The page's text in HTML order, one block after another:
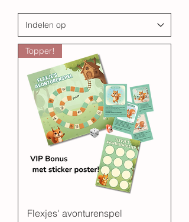
Topper!
Flexjes' avonturenspel